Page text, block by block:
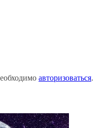
авторизоваться.